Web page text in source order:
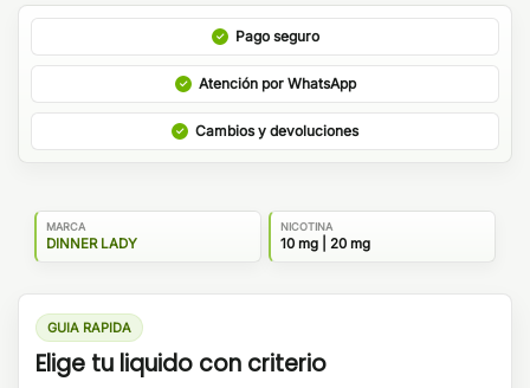
Pago seguro
Atención por WhatsApp
Cambios y devoluciones
MARCA
DINNER LADY
NICOTINA
10 mg | 20 mg
GUIA RAPIDA
Elige tu liquido con criterio